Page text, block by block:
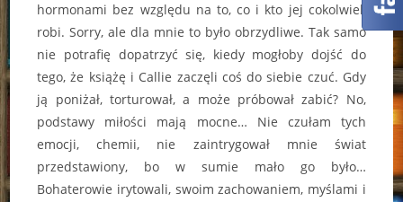
hormonami bez względu na to, co i kto jej cokolwiek
robi. Sorry, ale dla mnie to było obrzydliwe. Tak samo
nie potrafię dopatrzyć się, kiedy mogłoby dojść do
tego, że książę i Callie zaczęli coś do siebie czuć. Gdy
ją poniżał, torturował, a może próbował zabić? No,
podstawy miłości mają mocne… Nie czułam tych
emocji, chemii, nie zaintrygował mnie świat
przedstawiony, bo w sumie mało go było…
Bohaterowie irytowali, swoim zachowaniem, myślami i